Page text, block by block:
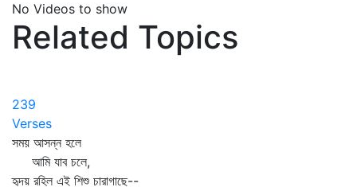
No Videos to show
Related Topics
239
Verses
সময় আসন্ন হলে
আমি যাব চলে,
হৃদয় রহিল এই শিশু চারাগাছে--